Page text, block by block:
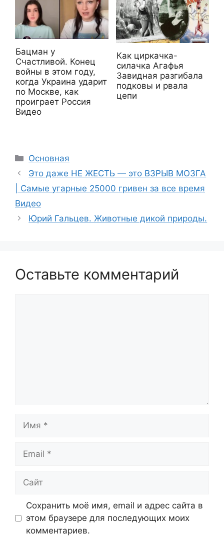
Бацман у
Счастливой. Конец
войны в этом году,
когда Украина ударит
по Москве, как
проиграет Россия
Видео
Как циркачка-
силачка Агафья
Завидная разгибала
подковы и рвала
цепи
Рубрики
Основная
Это даже НЕ ЖЕСТЬ — это ВЗРЫВ МОЗГА
| Самые угарные 25000 гривен за все время
Видео
Юрий Гальцев. Животные дикой природы.
Оставьте комментарий
Сохранить моё имя, email и адрес сайта в
этом браузере для последующих моих
комментариев.